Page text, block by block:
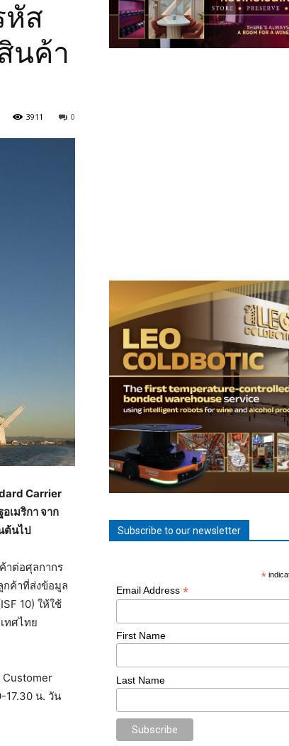
หัส
นค้า
0
3911
Carrier
เมริกา จาก
ต้นไป
าต่อศุลกากร
กค้าที่ส่งข้อมูล
10) ให้ใช้
ทศไทย
17.30 น. วัน
Subscribe to our newsletter
*
Email Address *
First Name
Last Name